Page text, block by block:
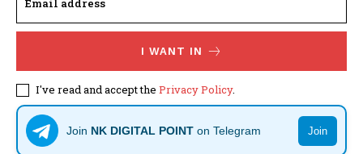
I WANT IN
I've read and accept the Privacy Policy.
Join NK DIGITAL POINT on Telegram Join